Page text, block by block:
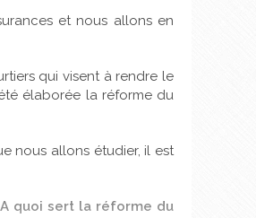
et nous allons en
qui visent à rendre le
élaborée la réforme du
nous allons étudier, il est
quoi sert la réforme du